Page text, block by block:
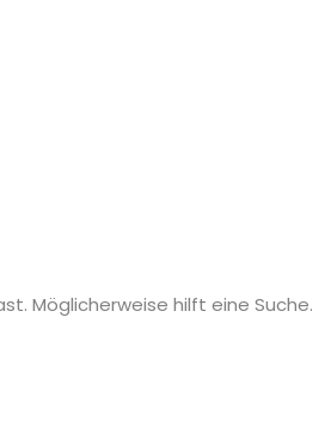
Möglicherweise hilft eine Suche.